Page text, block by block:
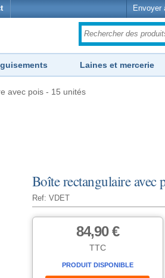
Envoyer
Laines et mercerie
avec pois - 15 unités
Boîte rectangulaire avec
Ref: VDET
84,90 €
TTC
PRODUIT DISPONIBLE